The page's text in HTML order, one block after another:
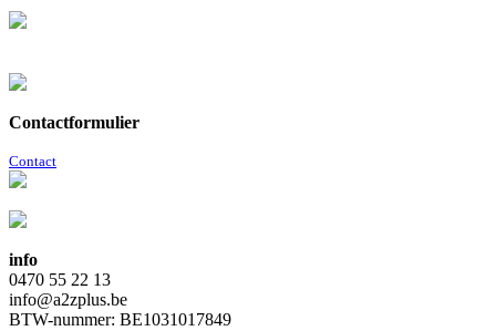
Contactformulier
Contact
info
0470 55 22 13
info@a2zplus.be
BTW-nummer: BE1031017849